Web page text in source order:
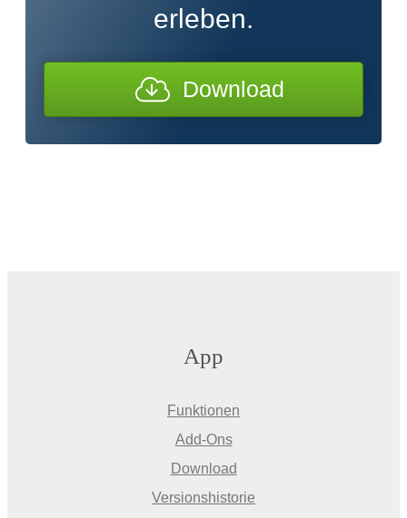
erleben.
Download
App
Funktionen
Add-Ons
Download
Versionshistorie